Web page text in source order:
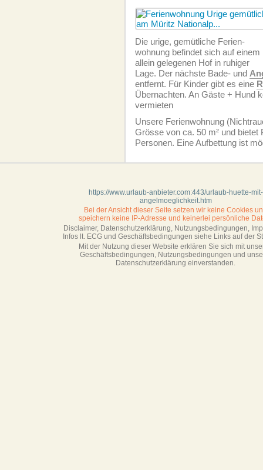
Die urige, gemütliche Ferien­
wohnung befindet sich auf einem
allein gelegenen Hof in ruhiger
Lage. Der nächste Bade- und
entfernt. Für Kinder gibt es eine
Übernachten. An Gäste + Hund
vermieten
Unsere Ferien­wohnung
Grösse von ca. 50 m² und bietet
Personen. Eine Aufbettung ist
https://www.urlaub-anbieter.com:443/urlaub-huette-mit-
angelmoeglichkeit.htm
Bei der Ansicht dieser Seite setzen wir keine Cookies
speichern keine IP-Adresse und keinerlei persönliche
Disclaimer, Datenschutzerklärung, Nutzungsbedingungen,
Infos lt. ECG und Geschäftsbedingungen siehe Links auf der
Mit der Nutzung dieser Website erklären Sie sich mit
Geschäftsbedin­gungen, Nutzungsbedingungen und
Datenschutzerklärung einverstanden.